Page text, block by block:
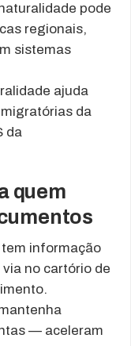
pode
regionais,
sistemas
ajuda
da
da
quem
informação
no cartório de
— aceleram